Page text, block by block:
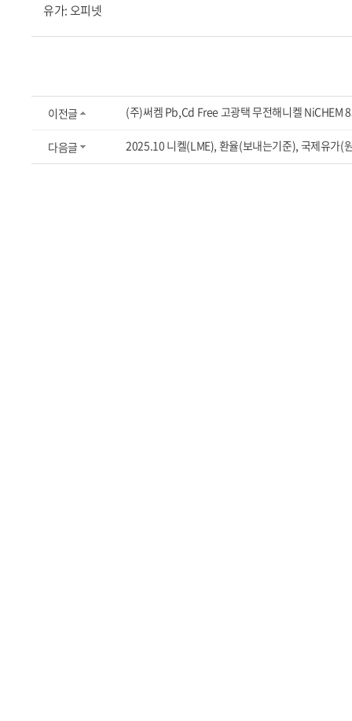
유가:오피넷
이전글 (주)써켐 Pb,Cd Free 고광택 무전해니켈 NiCHEM
다음글 2025.10 니켈(LME), 환율(보내는기준), 국제유가(